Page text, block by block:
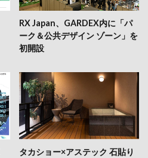
RX Japan、GARDEX内に「パ
ーク＆公共デザイン ゾーン」を
初開設
タカショー×アステック 石貼り